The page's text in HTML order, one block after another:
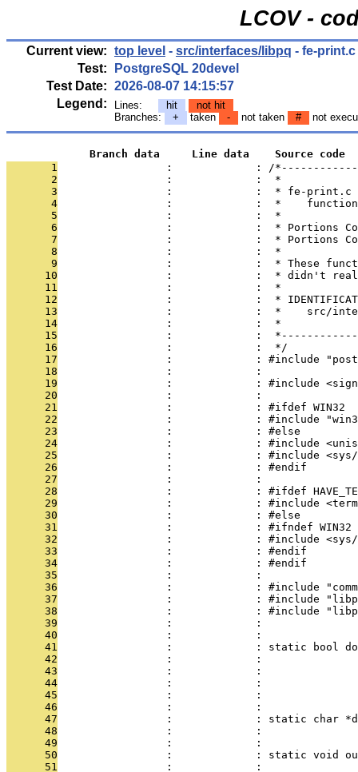
LCOV -
Current view: top level - src/interfaces/libpq - fe-print.c
Test:
PostgreSQL 20devel
Test Date: 2026-08-07 14:15:57
Legend:
Lines: hit
not hit
Branches:
+ taken - not taken # not
             Branch data     Line data    Source code
       1
:             : /
       2
                 :             :  *
       3
                 :             :  * fe-print.c
       4
:             :  *
       5
                 :             :  *
       6
:             :  * Portions
       7
:             :  * Portions
       8
                 :             :  *
       9
:             :  * These
      10
:             :  * didn't
      11
                 :             :  *
      12
:             :  *
      13
:             :  *    src/
      14
                 :             :  *
      15
:             :
      16
                 :             :  */
      17
:             : #include
      18
                 :             :
      19
:             : #include
      20
                 :             :
      21
                 :             : #ifdef WIN32
      22
:             : #include
      23
                 :             : #else
      24
:             : #include
      25
:             : #include
      26
                 :             : #endif
      27
                 :             :
      28
:             : #ifdef
      29
:             : #include
      30
                 :             : #else
      31
                 :             : #ifndef WIN32
      32
:             : #include
      33
                 :             : #endif
      34
                 :             : #endif
      35
                 :             :
      36
:             : #include
      37
:             : #include
      38
:             : #include
      39
                 :             :
      40
                 :             :
      41
:             : static bool
      42
:             :
      43
:             :
      44
:             :
      45
:             :
      46
:             :
      47
:             : static char
      48
:             :
      49
:             :
      50
:             : static void
      51
:             :